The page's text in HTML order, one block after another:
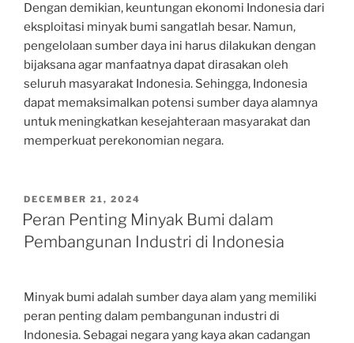
Dengan demikian, keuntungan ekonomi Indonesia dari
eksploitasi minyak bumi sangatlah besar. Namun,
pengelolaan sumber daya ini harus dilakukan dengan
bijaksana agar manfaatnya dapat dirasakan oleh
seluruh masyarakat Indonesia. Sehingga, Indonesia
dapat memaksimalkan potensi sumber daya alamnya
untuk meningkatkan kesejahteraan masyarakat dan
memperkuat perekonomian negara.
POSTED
ON
DECEMBER 21, 2024
Peran Penting Minyak Bumi dalam
Pembangunan Industri di Indonesia
Minyak bumi adalah sumber daya alam yang memiliki
peran penting dalam pembangunan industri di
Indonesia. Sebagai negara yang kaya akan cadangan